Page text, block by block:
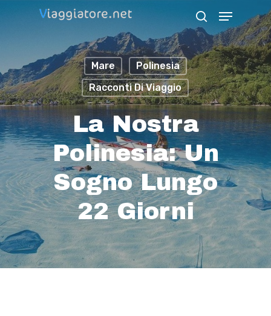
content
search
Menu
Mare
Polinesia
Racconti Di Viaggio
La Nostra
Polinesia: Un
Sogno Lungo
22 Giorni
Close
Menu